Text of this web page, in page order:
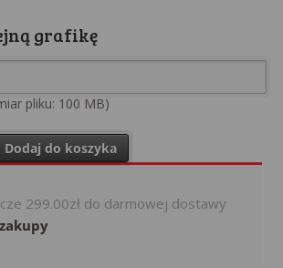
grafikę
pliku: 100 MB)
auta ze zdjęciem. Serce. Dwustronna. 7x7.5
Dodaj do koszyka
299.00złdo darmowej dostawy